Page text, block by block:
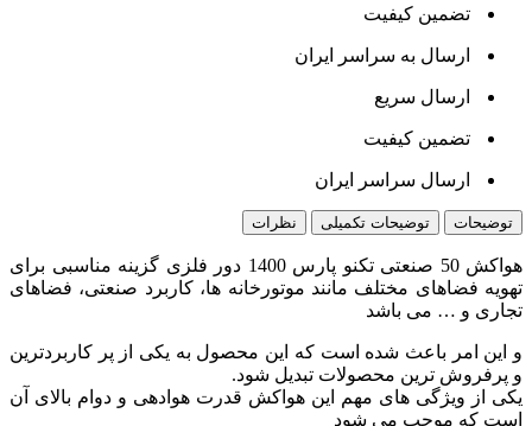
تضمین کیفیت
ارسال به سراسر ایران
ارسال سریع
تضمین کیفیت
ارسال سراسر ایران
توضیحات توضیحات تکمیلی نظرات
هواکش 50 صنعتی تکنو پارس 1400 دور فلزی گزینه مناسبی برای
تهویه فضاهای مختلف مانند موتورخانه ها، کاربرد صنعتی، فضاهای
تجاری و … می باشد
و این امر باعث شده است که این محصول به یکی از پر کاربردترین
و پرفروش ترین محصولات تبدیل شود.
یکی از ویژگی های مهم این هواکش قدرت هوادهی و دوام بالای آن
است که موجب می شود